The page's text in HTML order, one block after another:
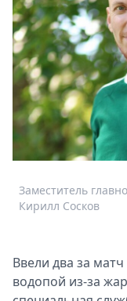
Заместитель
Кирилл Сосков
Ввели два за
водопой из-за